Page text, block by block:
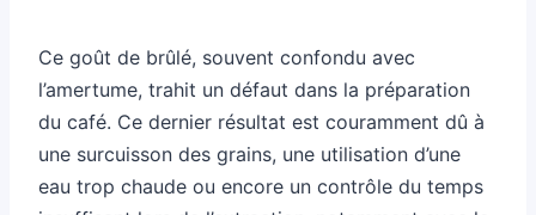
Ce goût de brûlé, souvent confondu avec
l’amertume, trahit un défaut dans la préparation
du café. Ce dernier résultat est couramment dû à
une surcuisson des grains, une utilisation d’une
eau trop chaude ou encore un contrôle du temps